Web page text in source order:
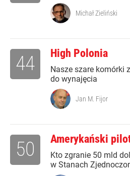
Michał Zieliński
High Polonia
Nasze szare komórki
do wynajęcia
44
Jan M. Fijor
Amerykański
Kto zgranie 50 mld
w Stanach
50